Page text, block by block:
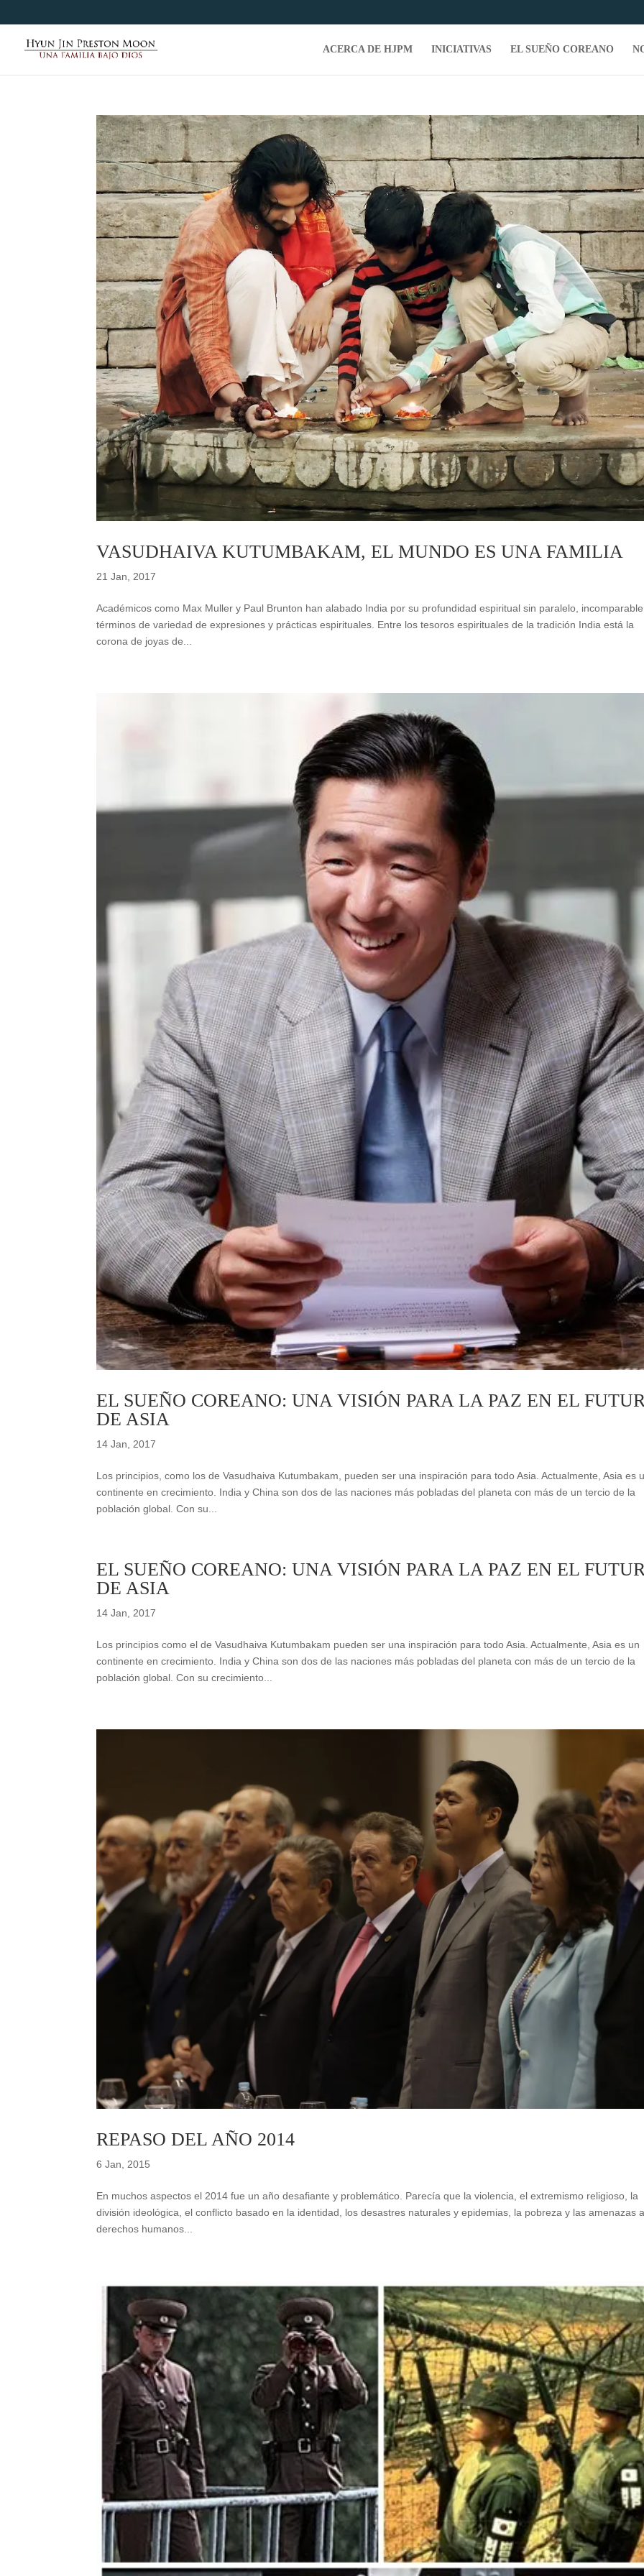
ACERCA DE HJPM INICIATIVAS EL SUEÑO COREANO
VASUDHAIVA KUTUMBAKAM, EL MUNDO ES UNA FAMILIA
21 Jan, 2017
Académicos como Max Muller y Paul Brunton han alabado India por su profundidad espiritual sin paralelo,
términos de variedad de expresiones y prácticas espirituales. Entre los tesoros espirituales de la tradición India está la
corona de joyas de...
EL SUEÑO COREANO: UNA VISIÓN PARA LA PAZ EN EL
DE ASIA
14 Jan, 2017
Los principios, como los de Vasudhaiva Kutumbakam, pueden ser una inspiración para todo Asia. Actualmente, Asia es
continente en crecimiento. India y China son dos de las naciones más pobladas del planeta con más de un tercio de la
población global. Con su...
EL SUEÑO COREANO: UNA VISIÓN PARA LA PAZ EN EL
DE ASIA
14 Jan, 2017
Los principios como el de Vasudhaiva Kutumbakam pueden ser una inspiración para todo Asia. Actualmente, Asia es un
continente en crecimiento. India y China son dos de las naciones más pobladas del planeta con más de un tercio de la
población global. Con su crecimiento...
REPASO DEL AÑO 2014
6 Jan, 2015
En muchos aspectos el 2014 fue un año desafiante y problemático. Parecía que la violencia, el extremismo religioso, la
división ideológica, el conflicto basado en la identidad, los desastres naturales y epidemias, la pobreza y las amenazas
derechos humanos...